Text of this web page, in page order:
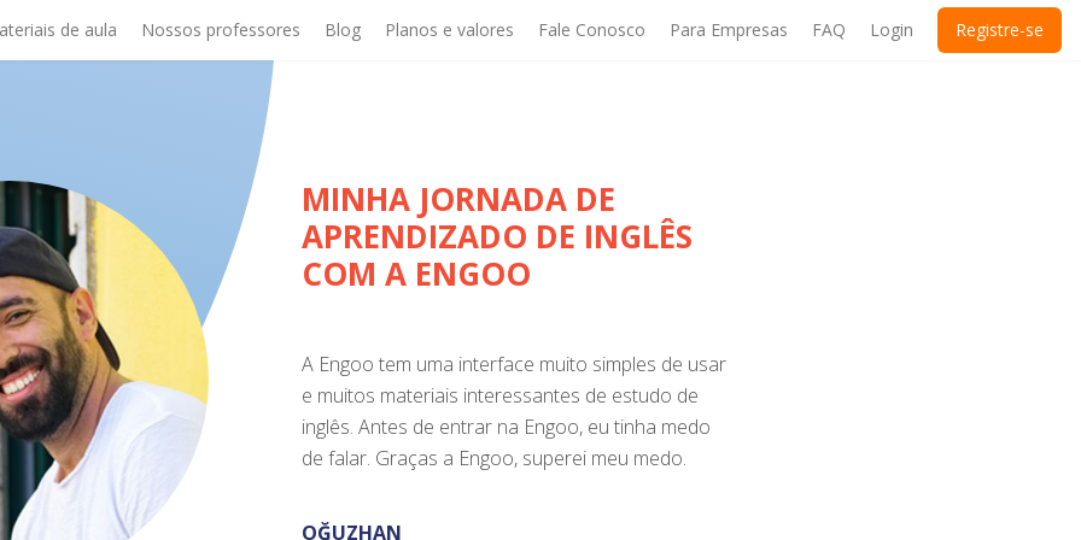
de aula Nossos professores Blog Planos e valores Fale Conosco Para Empresas FAQ Login Registre-se
MINHA JORNADA DE
APRENDIZADO DE INGLÊS
COM A ENGOO
A Engoo tem uma interface muito simples de usar
e muitos materiais interessantes de estudo de
inglês. Antes de entrar na Engoo, eu tinha medo
de falar. Graças a Engoo, superei meu medo.
OĞUZHAN